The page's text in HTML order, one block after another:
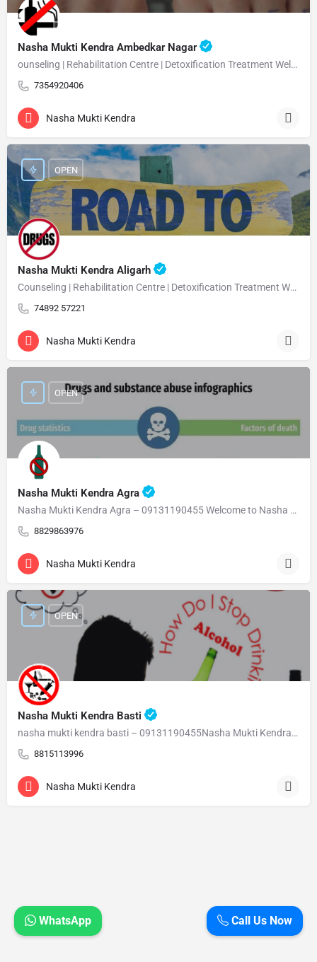
Nasha Mukti Kendra Ambedkar Nagar
ounseling | Rehabilitation Centre | Detoxification Treatment Welcome Nasha Mukti Kendra Ambedkar Nagar –…
7354920406
Nasha Mukti Kendra
Nasha Mukti Kendra Aligarh
Counseling | Rehabilitation Centre | Detoxification Treatment Welcome Nasha Mukti Kendra Aligarh Nasha…
74892 57221
OPEN
Nasha Mukti Kendra
Nasha Mukti Kendra Agra
Nasha Mukti Kendra Agra – 09131190455 Welcome to Nasha Mukti Kendra Agra ( नशा मुक्ति केंद्र आगरा ) हमारे…
8829863976
OPEN
Nasha Mukti Kendra
Nasha Mukti Kendra Basti
nasha mukti kendra basti – 09131190455Nasha Mukti Kendra Basti – 09131190455 Welcome to Nasha Mukti…
8815113996
OPEN
Nasha Mukti Kendra
Call Us Now
WhatsApp